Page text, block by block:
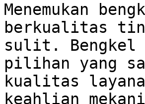
Menemukan
berkualitas
sulit. Bengkel
pilihan yang
kualitas
keahlian